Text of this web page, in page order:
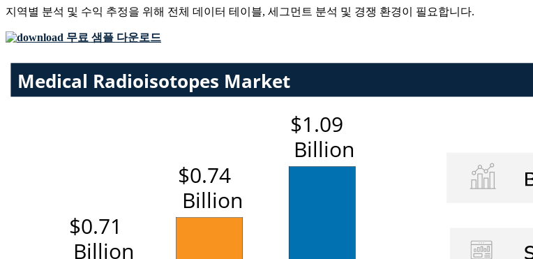
지역별 분석 및 수익 추정을 위해 전체 데이터 테이블, 세그먼트 분석 및 경쟁 환경이 필요합니다.
무료 샘플 다운로드